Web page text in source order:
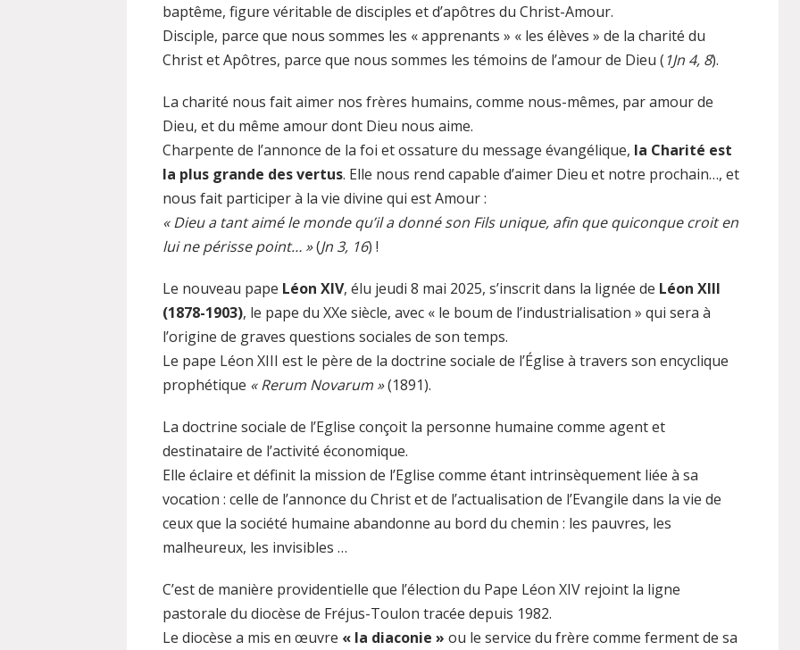
baptême, figure véritable de disciples et d’apôtres du Christ-Amour.
Disciple, parce que nous sommes les « apprenants » « les élèves » de la charité du
Christ et Apôtres, parce que nous sommes les témoins de l’amour de Dieu ( 1Jn 4, 8).
La charité nous fait aimer nos frères humains, comme nous-mêmes, par amour de
Dieu, et du même amour dont Dieu nous aime.
Charpente de l’annonce de la foi et ossature du message évangélique, la Charité est
la plus grande des vertus. Elle nous rend capable d’aimer Dieu et notre prochain…, et
nous fait participer à la vie divine qui est Amour :
« Dieu a tant aimé le monde qu’il a donné son Fils unique, afin que quiconque croit en
lui ne périsse point… »(Jn 3, 16) !
Le nouveau pape Léon XIV, élu jeudi 8 mai 2025, s’inscrit dans la lignée de Léon XIII
(1878-1903), le pape du XXe siècle, avec « le boum de l’industrialisation » qui sera à
l’origine de graves questions sociales de son temps.
Le pape Léon XIII est le père de la doctrine sociale de l’Église à travers son encyclique
prophétique « Rerum Novarum »(1891).
La doctrine sociale de l’Eglise conçoit la personne humaine comme agent et
destinataire de l’activité économique.
Elle éclaire et définit la mission de l’Eglise comme étant intrinsèquement liée à sa
vocation : celle de l’annonce du Christ et de l’actualisation de l’Evangile dans la vie de
ceux que la société humaine abandonne au bord du chemin : les pauvres, les
malheureux, les invisibles …
C’est de manière providentielle que l’élection du Pape Léon XIV rejoint la ligne
pastorale du diocèse de Fréjus-Toulon tracée depuis 1982.
Le diocèse a mis en œuvre « la diaconie » ou le service du frère comme ferment de sa